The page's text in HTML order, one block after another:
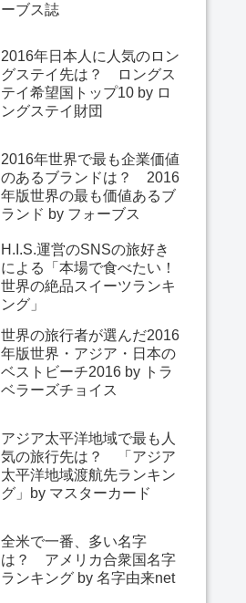
ーブス誌
2016年日本人に人気のロン
グステイ先は？ ロングス
テイ希望国トップ10 by ロ
ングステイ財団
2016年世界で最も企業価値
のあるブランドは？ 2016
年版世界の最も価値あるブ
ランド by フォーブス
H.I.S.運営のSNSの旅好き
による「本場で食べたい！
世界の絶品スイーツランキ
ング」
世界の旅行者が選んだ2016
年版世界・アジア・日本の
ベストビーチ2016 by トラ
ベラーズチョイス
アジア太平洋地域で最も人
気の旅行先は？ 「アジア
太平洋地域渡航先ランキン
グ」by マスターカード
全米で一番、多い名字
は？ アメリカ合衆国名字
ランキング by 名字由来net